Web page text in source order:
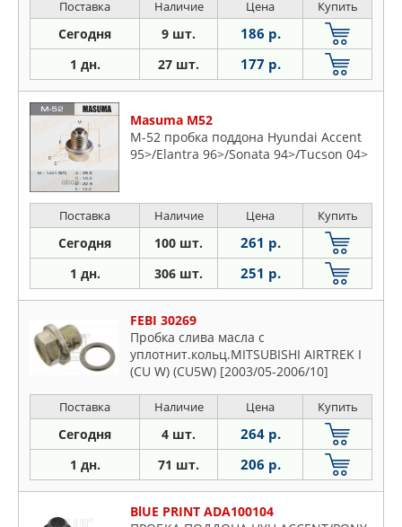
Поставка Наличие Цена Купить
Сегодня 9 шт. 186 р.
1 дн. 27 шт. 177 р.
Masuma M52
M-52 пробка поддона Hyundai Accent
95>/Elantra 96>/Sonata 94>/Tucson 04>
Поставка Наличие Цена Купить
Сегодня 100 шт. 261 р.
1 дн. 306 шт. 251 р.
FEBI 30269
Пробка слива масла с
уплотнит.кольц.MITSUBISHI AIRTREK I
(CU W) (CU5W) [2003/05-2006/10]
Поставка Наличие Цена Купить
Сегодня 4 шт. 264 р.
1 дн. 71 шт. 206 р.
BlUE PRINT ADA100104